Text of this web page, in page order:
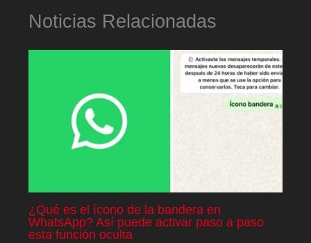
Noticias Relacionadas
¿Qué es el ícono de la bandera en
WhatsApp? Así puede activar paso a paso
esta función oculta